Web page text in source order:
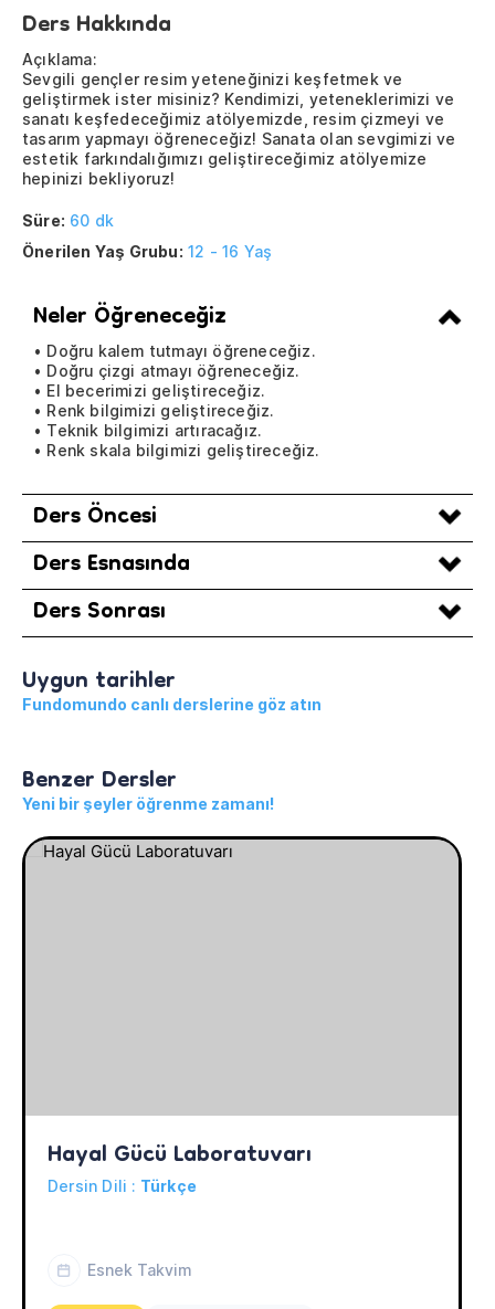
Ders Hakkında
Açıklama:
Sevgili gençler resim yeteneğinizi keşfetmek ve
geliştirmek ister misiniz? Kendimizi, yeteneklerimizi ve
sanatı keşfedeceğimiz atölyemizde, resim çizmeyi ve
tasarım yapmayı öğreneceğiz! Sanata olan sevgimizi ve
estetik farkındalığımızı geliştireceğimiz atölyemize
hepinizi bekliyoruz!
Süre: 60 dk
Önerilen Yaş Grubu: 12 - 16 Yaş
Neler Öğreneceğiz
• Doğru kalem tutmayı öğreneceğiz.
• Doğru çizgi atmayı öğreneceğiz.
• El becerimizi geliştireceğiz.
• Renk bilgimizi geliştireceğiz.
• Teknik bilgimizi artıracağız.
• Renk skala bilgimizi geliştireceğiz.
Ders Öncesi
Ders Esnasında
Ders Sonrası
Uygun tarihler
Fundomundo canlı derslerine göz atın
Benzer Dersler
Yeni bir şeyler öğrenme zamanı!
Hayal Gücü Laboratuvarı
Dersin Dili : Türkçe
Esnek Takvim